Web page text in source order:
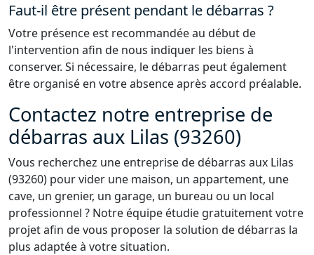
Faut-il être présent pendant le débarras ?
Votre présence est recommandée au début de
l'intervention afin de nous indiquer les biens à
conserver. Si nécessaire, le débarras peut également
être organisé en votre absence après accord préalable.
Contactez notre entreprise de
débarras aux Lilas (93260)
Vous recherchez une entreprise de débarras aux Lilas
(93260) pour vider une maison, un appartement, une
cave, un grenier, un garage, un bureau ou un local
professionnel ? Notre équipe étudie gratuitement votre
projet afin de vous proposer la solution de débarras la
plus adaptée à votre situation.